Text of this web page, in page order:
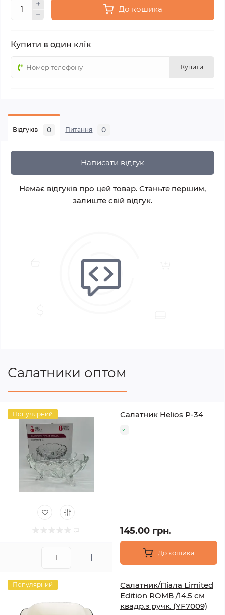
До кошика
Купити в один клік
Купити
Відгуків 0 Питання 0
Написати відгук
Немає відгуків про цей товар. Станьте першим,
залиште свій відгук.
Салатники оптом
Популярний Салатник Helios Р-34
145.00 грн.
До кошика
Популярний
Салатник/Піала Limited
Edition ROMB /14.5 см
квадр.з ручк. (YF7009)